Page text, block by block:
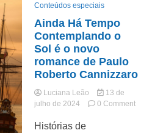
de
Conteúdos especiais
Ainda Há Tempo
Contemplando o
Sol é o novo
romance de Paulo
Roberto Cannizzaro
Luciana Leão
13 de
julho de 2024
0 Commenton
Histórias de